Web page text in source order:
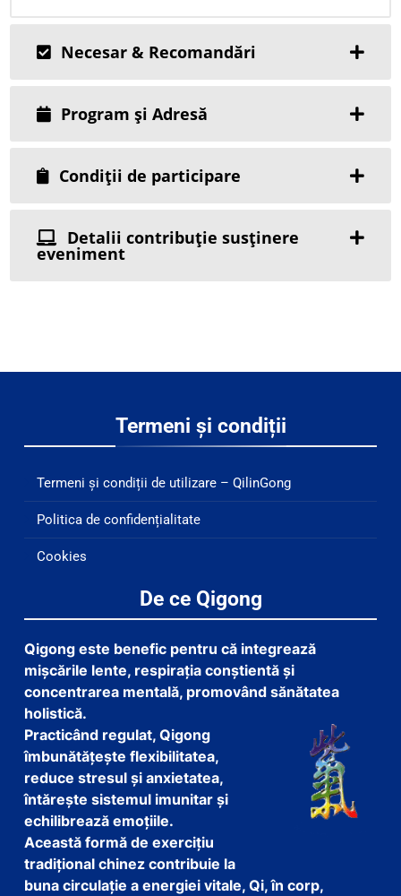
Necesar & Recomandări
Program și Adresă
Condiții de participare
Detalii contribuție susținere
eveniment
Termeni și condiții
Termeni și condiții de utilizare – QilinGong
Politica de confidențialitate
Cookies
De ce Qigong
Qigong este benefic pentru că integrează
mișcările lente, respirația conștientă și
concentrarea mentală, promovând sănătatea
holistică.
Practicând regulat, Qigong
îmbunătățește flexibilitatea,
reduce stresul și anxietatea,
întărește sistemul imunitar și
echilibrează emoțiile.
Această formă de exercițiu
tradițional chinez contribuie la
buna circulație a energiei vitale, Qi, în corp,